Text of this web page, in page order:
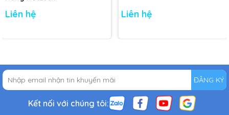
Liên hệ Liên hệ
ĐĂNG KÝ
Kết nối với chúng tôi: